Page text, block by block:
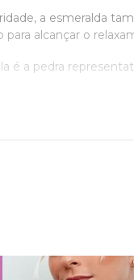
a esmeralda
para alcançar o
é a pedra
de joias
representa muito
todo o seu
ar mais moderno ao